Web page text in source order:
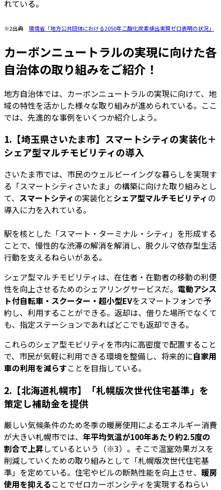
れている。
※2出典 環境省「地方公共団体における2050年二酸化炭素排出実質ゼロ表明の状況」
カーボンニュートラルの実現に向けた各
自治体の取り組みをご紹介！
地方自治体では、カーボンニュートラルの実現に向けて、地
域の特性を活かした様々な取り組みが進められている。ここ
では、先進的な事例をいくつか紹介しよう。
1.【埼玉県さいたま市】スマートシティの実装化＋
シェア型マルチモビリティの導入
さいたま市では、市民のウェルビーイングな暮らしを実現す
る「スマートシティさいたま」の構築に向けた取り組みとし
て、 スマートシティの実装化とシェア型マルチモビリティの
導入に力を入れている。
駅を核とした「スマート・ターミナル・シティ」を形成する
ことで、慢性的な渋滞の解消を解消し、脱クルマ依存型生活
行動を支えるねらいがある。
シェア型マルチモビリティは、在住者・在勤者の移動の利便
性を向上させるためのシェアリングサービスだ。 電動アシス
ト付自転車・スクーター・超小型EVをスマートフォンで予
約し、利用することができる。返却は、借りた場所でなくて
も、指定ステーションであればどこでも返却できる。
これらのシェア型モビリティを市内に高密度で配置すること
で、市民が気軽に利用できる環境を整備し、将来的に自家用
車の利用を減らすことを目指している。
2.【北海道札幌市】「札幌版次世代住宅基準」を
策定し補助金を提供
厳しい気候条件のため冬季の暖房使用によるエネルギー消費
が大きい札幌市では、 年平均気温が100年あたり約2.5度の
割合で上昇しているという（※3）。そこで温室効果ガスを
削減していくための取り組みとして「札幌版次世代住宅基
準」を定めている。住宅やビルの断熱性能を向上させ、 暖房
使用を抑えることでゼロカーボンシティを実現するねらい